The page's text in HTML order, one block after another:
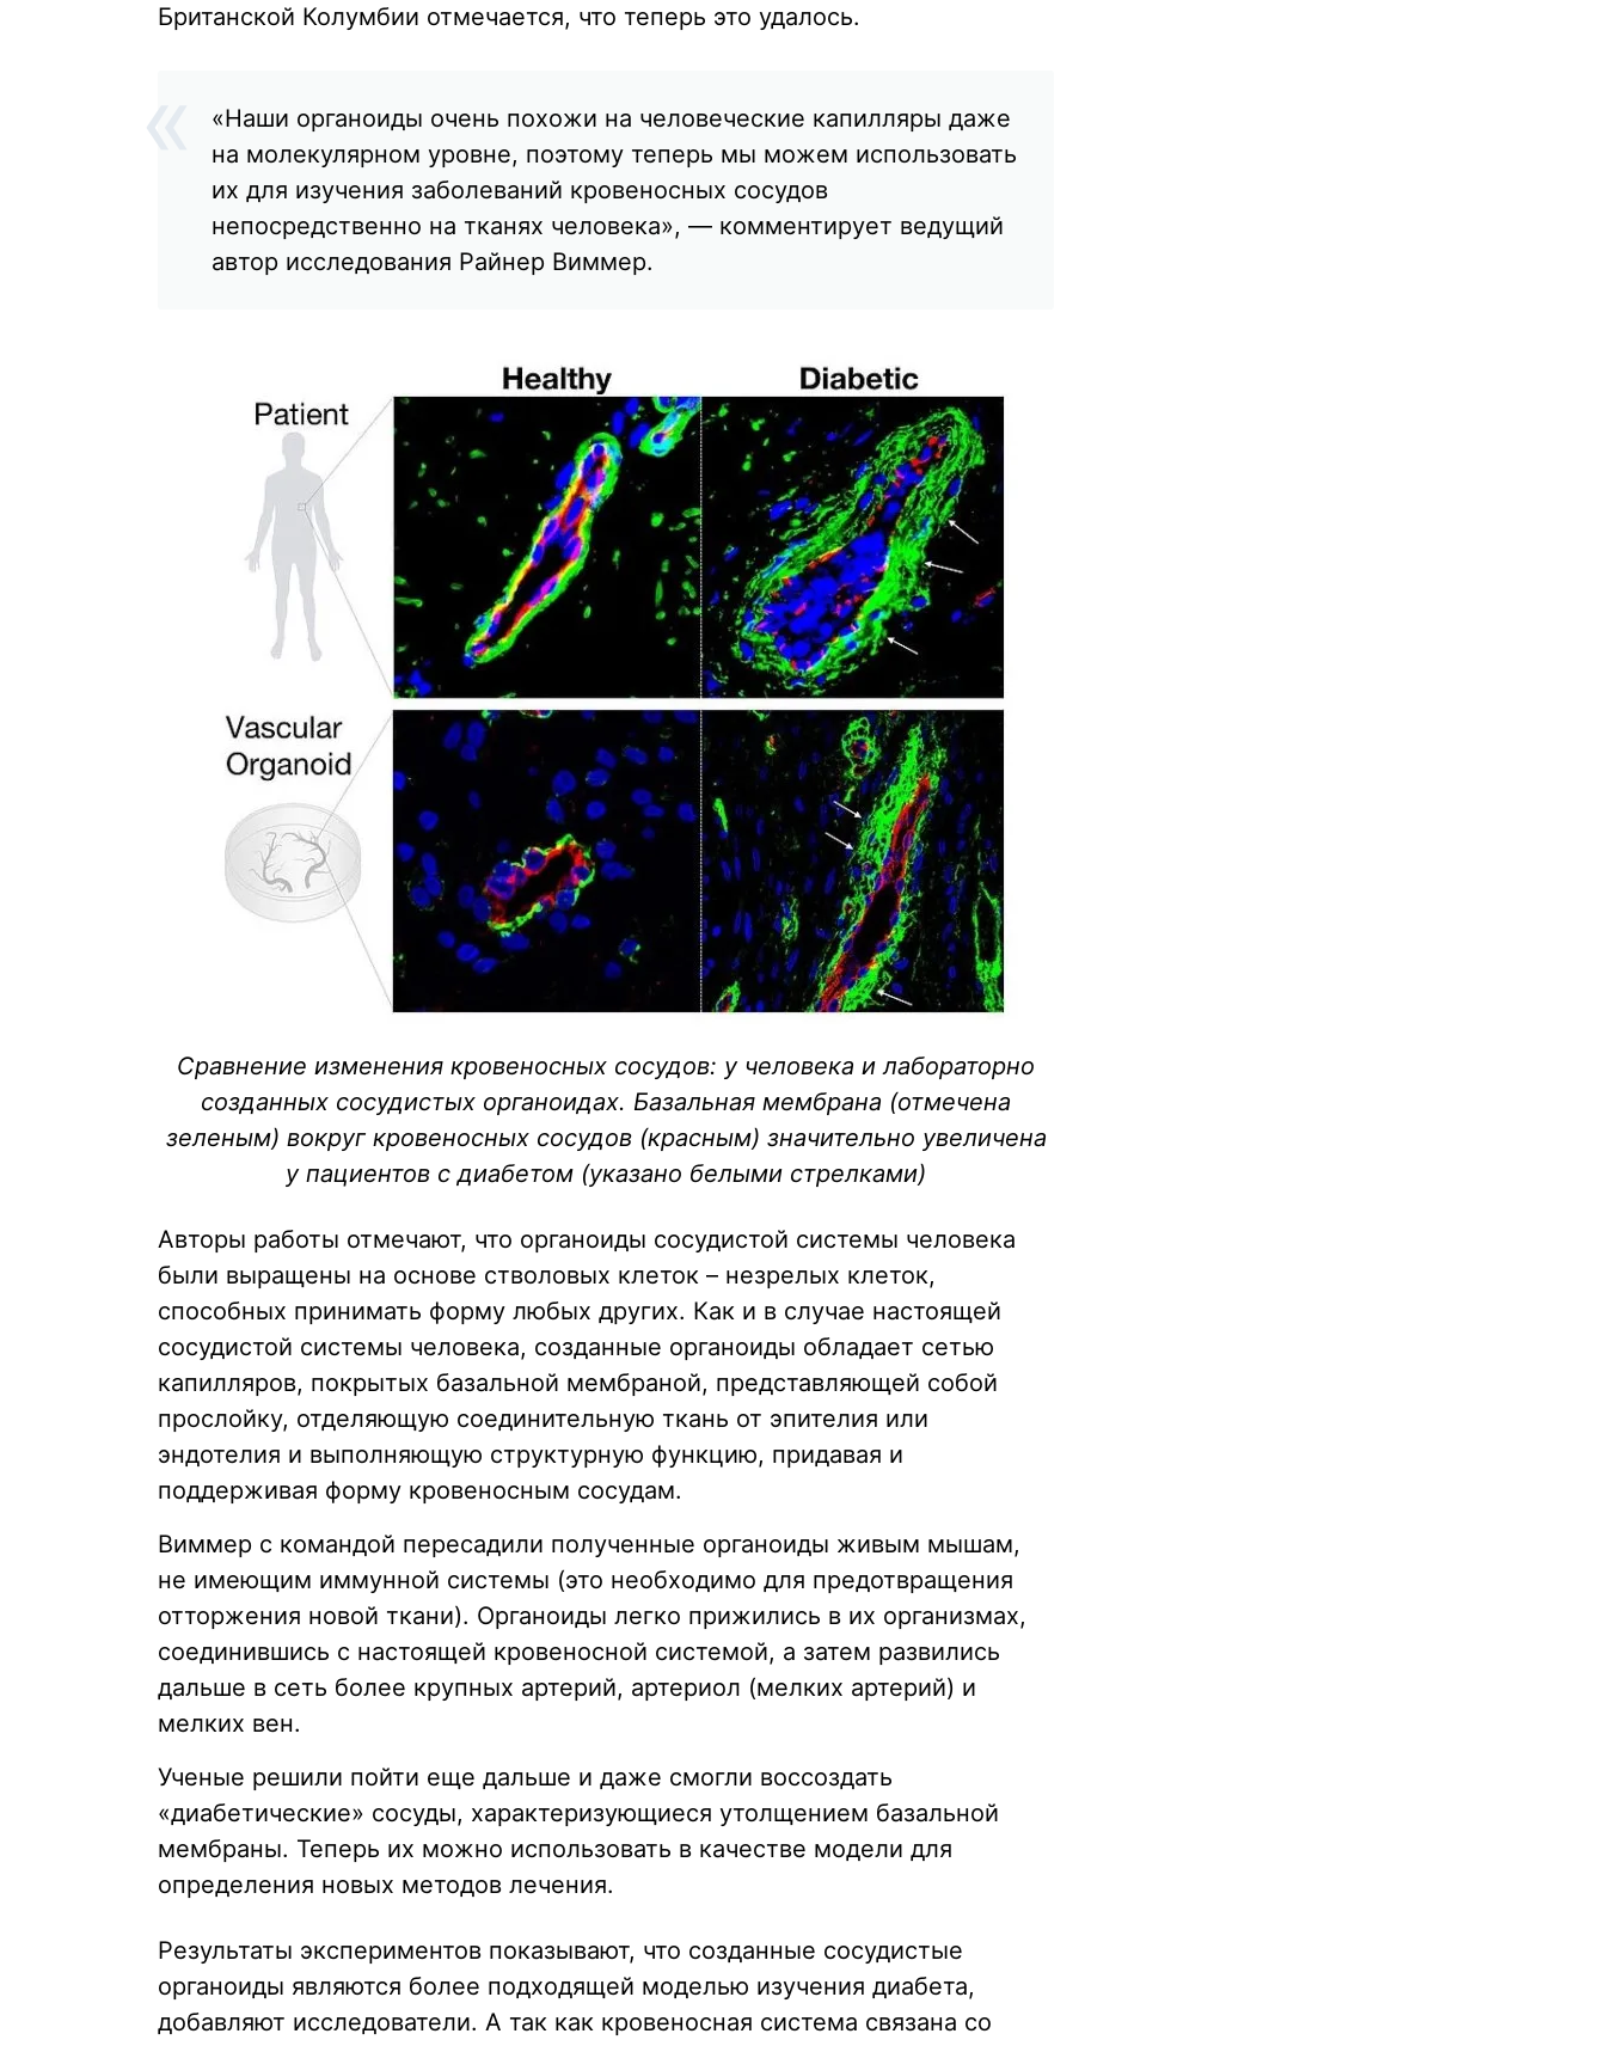
Британской Колумбии отмечается, что теперь это удалось.
«Наши органоиды очень похожи на человеческие капилляры даже
на молекулярном уровне, поэтому теперь мы можем использовать
их для изучения заболеваний кровеносных сосудов
непосредственно на тканях человека», — комментирует ведущий
автор исследования Райнер Виммер.
Сравнение изменения кровеносных сосудов: у человека и лабораторно
созданных сосудистых органоидах. Базальная мембрана (отмечена
зеленым) вокруг кровеносных сосудов (красным) значительно увеличена
у пациентов с диабетом (указано белыми стрелками)
Авторы работы отмечают, что органоиды сосудистой системы человека
были выращены на основе стволовых клеток – незрелых клеток,
способных принимать форму любых других. Как и в случае настоящей
сосудистой системы человека, созданные органоиды обладает сетью
капилляров, покрытых базальной мембраной, представляющей собой
прослойку, отделяющую соединительную ткань от эпителия или
эндотелия и выполняющую структурную функцию, придавая и
поддерживая форму кровеносным сосудам.
Виммер с командой пересадили полученные органоиды живым мышам,
не имеющим иммунной системы (это необходимо для предотвращения
отторжения новой ткани). Органоиды легко прижились в их организмах,
соединившись с настоящей кровеносной системой, а затем развились
дальше в сеть более крупных артерий, артериол (мелких артерий) и
мелких вен.
Ученые решили пойти еще дальше и даже смогли воссоздать
«диабетические» сосуды, характеризующиеся утолщением базальной
мембраны. Теперь их можно использовать в качестве модели для
определения новых методов лечения.
Результаты экспериментов показывают, что созданные сосудистые
органоиды являются более подходящей моделью изучения диабета,
добавляют исследователи. А так как кровеносная система связана со